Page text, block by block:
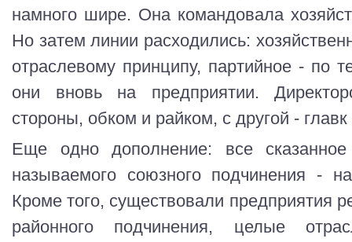
намного шире. Она командовала
Но затем линии расходились:
отраслевому принципу, партийное - по
они вновь на предприятии.
стороны, обком и райком, с другой -
Еще одно дополнение: все сказанное
называемого союзного подчинения -
Кроме того, существовали предприятия
районного подчинения, целые